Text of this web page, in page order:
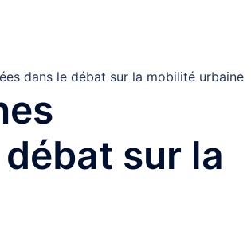
dans le débat sur la mobilité urbaine
sur la